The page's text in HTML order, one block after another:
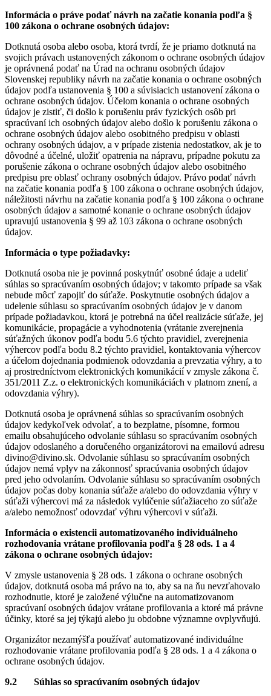
Informácia o práve podať návrh na začatie konania podľa §
100 zákona o ochrane osobných údajov:
Dotknutá osoba alebo osoba, ktorá tvrdí, že je priamo dotknutá na
svojich právach ustanovených zákonom o ochrane osobných údajov
je oprávnená podať na Úrad na ochranu osobných údajov
Slovenskej republiky návrh na začatie konania o ochrane osobných
údajov podľa ustanovenia § 100 a súvisiacich ustanovení zákona o
ochrane osobných údajov. Účelom konania o ochrane osobných
údajov je zistiť, či došlo k porušeniu práv fyzických osôb pri
spracúvaní ich osobných údajov alebo došlo k porušeniu zákona o
ochrane osobných údajov alebo osobitného predpisu v oblasti
ochrany osobných údajov, a v prípade zistenia nedostatkov, ak je to
dôvodné a účelné, uložiť opatrenia na nápravu, prípadne pokutu za
porušenie zákona o ochrane osobných údajov alebo osobitného
predpisu pre oblasť ochrany osobných údajov. Právo podať návrh
na začatie konania podľa § 100 zákona o ochrane osobných údajov,
náležitosti návrhu na začatie konania podľa § 100 zákona o ochrane
osobných údajov a samotné konanie o ochrane osobných údajov
upravujú ustanovenia § 99 až 103 zákona o ochrane osobných
údajov.
Informácia o type požiadavky:
Dotknutá osoba nie je povinná poskytnúť osobné údaje a udeliť
súhlas so spracúvaním osobných údajov; v takomto prípade sa však
nebude môcť zapojiť do súťaže. Poskytnutie osobných údajov a
udelenie súhlasu so spracúvaním osobných údajov je v danom
prípade požiadavkou, ktorá je potrebná na účel realizácie súťaže, jej
komunikácie, propagácie a vyhodnotenia (vrátanie zverejnenia
súťažných úkonov podľa bodu 5.6 týchto pravidiel, zverejnenia
výhercov podľa bodu 8.2 týchto pravidiel, kontaktovania výhercov
a účelom dojednania podmienok odovzdania a prevzatia výhry, a to
aj prostredníctvom elektronických komunikácií v zmysle zákona č.
351/2011 Z.z. o elektronických komunikáciách v platnom znení, a
odovzdania výhry).
Dotknutá osoba je oprávnená súhlas so spracúvaním osobných
údajov kedykoľvek odvolať, a to bezplatne, písomne, formou
emailu obsahujúceho odvolanie súhlasu so spracúvaním osobných
údajov odoslaného a doručeného organizátorovi na emailovú adresu
divino@divino.sk. Odvolanie súhlasu so spracúvaním osobných
údajov nemá vplyv na zákonnosť spracúvania osobných údajov
pred jeho odvolaním. Odvolanie súhlasu so spracúvaním osobných
údajov počas doby konania súťaže a/alebo do odovzdania výhry v
súťaži výhercovi má za následok vylúčenie súťažiaceho zo súťaže
a/alebo nemožnosť odovzdať výhru výhercovi v súťaži.
Informácia o existencii automatizovaného individuálneho
rozhodovania vrátane profilovania podľa § 28 ods. 1 a 4
zákona o ochrane osobných údajov:
V zmysle ustanovenia § 28 ods. 1 zákona o ochrane osobných
údajov, dotknutá osoba má právo na to, aby sa na ňu nevzťahovalo
rozhodnutie, ktoré je založené výlučne na automatizovanom
spracúvaní osobných údajov vrátane profilovania a ktoré má právne
účinky, ktoré sa jej týkajú alebo ju obdobne významne ovplyvňujú.
Organizátor nezamýšľa používať automatizované individuálne
rozhodovanie vrátane profilovania podľa § 28 ods. 1 a 4 zákona o
ochrane osobných údajov.
9.2 Súhlas so spracúvaním osobných údajov